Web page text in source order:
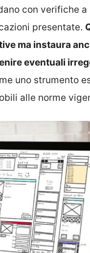
con verifiche
presentate.
ma instaura
eventuali
uno strumento
alle norme